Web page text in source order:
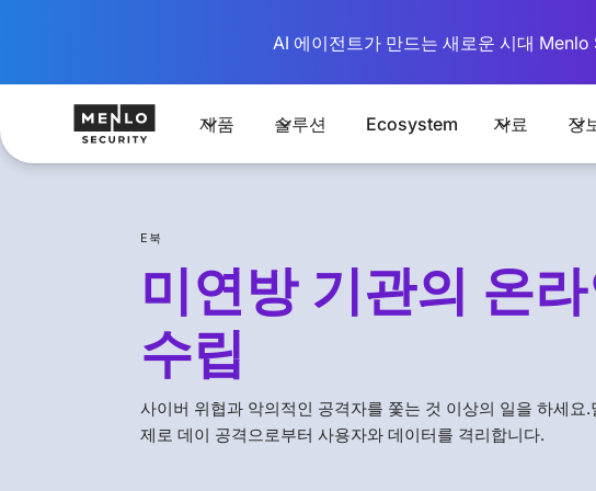
AI 에이전트가 만드는 새로운 시대 Menlo
제품 솔루션 Ecosystem 자료 정
E북
미연방 기관의 온
수립
사이버 위협과 악의적인 공격자를 쫓는 것 이상의 일을 하세요
제로 데이 공격으로부터 사용자와 데이터를 격리합니다.